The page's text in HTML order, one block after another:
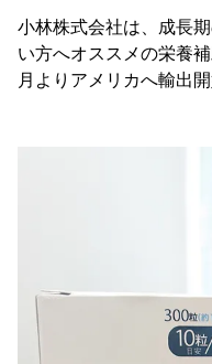
小林株式会社は、成長
い方へオススメの栄養
月よりアメリカへ輸出